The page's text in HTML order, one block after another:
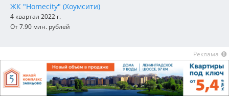
ЖК "Homecity" (Хоумсити)
4 квартал 2022 г.
От 7.90 млн. рублей
Реклама